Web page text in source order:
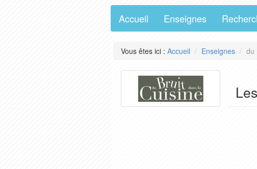
Accueil Enseignes
Vous êtes ici : Accueil Enseignes du